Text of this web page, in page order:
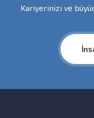
Kariyerinizi ve